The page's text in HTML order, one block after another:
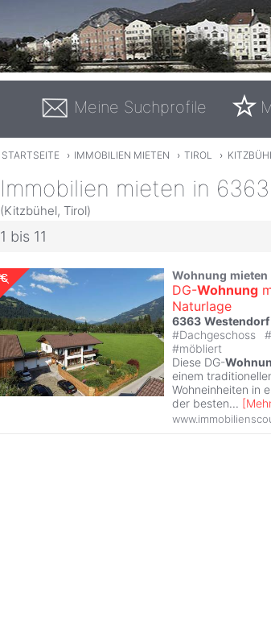
Meine Suchprofile
STARTSEITE › IMMOBILIEN MIETEN › TIROL ›
Immobilien mieten in
(Kitzbühel, Tirol)
1 bis 11
Wohnung mieten
DG-Wohnung
Naturlage
6363 Westendorf
#Dachgeschoss #
#möbliert
Diese DG-
einem
Wohneinheiten in
der besten... [